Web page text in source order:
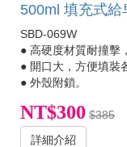
500ml 填充式給
SBD-069W
● 高硬度材質耐撞擊
● 開口大，方便填裝
● 外殼附鎖。
NT$300 $385
詳細介紹